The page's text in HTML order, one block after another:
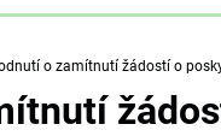
o zamítnutí žádostí o